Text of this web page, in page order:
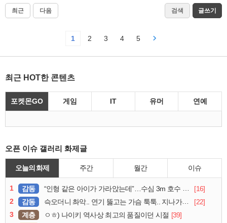
최근 다음 검색 글쓰기
1 2 3 4 5
최근 HOT한 콘텐츠
포켓몬GO 게임 IT 유머 연예
오픈 이슈 갤러리 화제글
오늘의 화제 주간 월간 이슈
1 감동 “인형 같은 아이가 가라앉는데”…수심 3m 호수 뛰어든 60대 의인
[16]
2
감동 슥오더니 촤악.. 연기 뚫고는 가슴 툭툭.. 지나가던 아재의 정체
[22]
3
계층 ㅇㅎ) 나이키 역사상 최고의 품질이던 시절 [39]